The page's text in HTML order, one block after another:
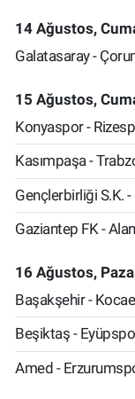
14 Ağustos,
Galatasaray -
15 Ağustos,
Konyaspor -
Kasımpaşa -
Gençlerbirliği S.K.
Gaziantep FK -
16 Ağustos,
Başakşehir -
Beşiktaş -
Amed -